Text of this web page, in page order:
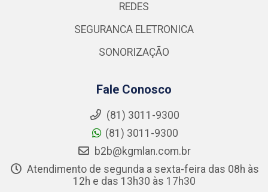
REDES
SEGURANCA ELETRONICA
SONORIZAÇÃO
Fale Conosco
(81) 3011-9300
(81) 3011-9300
b2b@kgmlan.com.br
Atendimento de segunda a sexta-feira das 08h às
12h e das 13h30 às 17h30